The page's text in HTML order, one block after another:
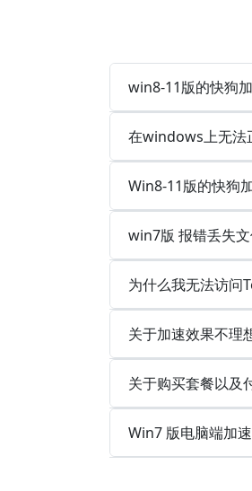
win8-11版的快狗
在windows上无法
Win8-11版的快狗
win7版 报错丢失
为什么我无法访问
关于加速效果不理
关于购买套餐以及
Win7 版电脑端加